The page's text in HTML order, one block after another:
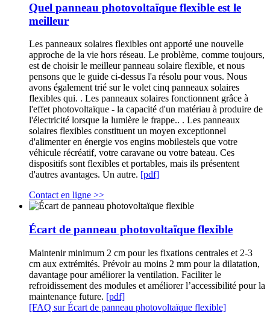
Quel panneau photovoltaïque flexible est le
meilleur
Les panneaux solaires flexibles ont apporté une nouvelle
approche de la vie hors réseau. Le problème, comme toujours,
est de choisir le meilleur panneau solaire flexible, et nous
pensons que le guide ci-dessus l'a résolu pour vous. Nous
avons également trié sur le volet cinq panneaux solaires
flexibles qui. . Les panneaux solaires fonctionnent grâce à
l'effet photovoltaïque - la capacité d'un matériau à produire de
l'électricité lorsque la lumière le frappe.. . Les panneaux
solaires flexibles constituent un moyen exceptionnel
d'alimenter en énergie vos engins mobilestels que votre
véhicule récréatif, votre caravane ou votre bateau. Ces
dispositifs sont flexibles et portables, mais ils présentent
d'autres avantages. Un autre. [pdf]
Contact en ligne >>
Écart de panneau photovoltaïque flexible
Maintenir minimum 2 cm pour les fixations centrales et 2-3
cm aux extrémités. Prévoir au moins 2 mm pour la dilatation,
davantage pour améliorer la ventilation. Faciliter le
refroidissement des modules et améliorer l’accessibilité pour la
maintenance future. [pdf]
[FAQ sur Écart de panneau photovoltaïque flexible]